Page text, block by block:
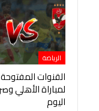
الرياضة
القنوات المفتوحة
لمباراة الأهلي
اليوم